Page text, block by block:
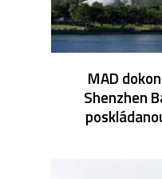
MAD
Shenzhen